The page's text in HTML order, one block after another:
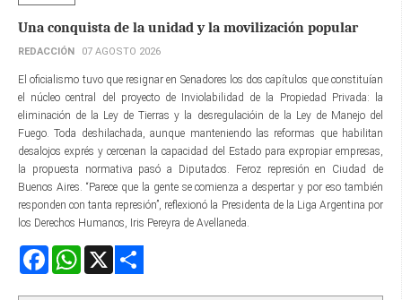
Una conquista de la unidad y la movilización popular
REDACCIÓN 07 AGOSTO 2026
El oficialismo tuvo que resignar en Senadores los dos capítulos que constituían
el núcleo central del proyecto de Inviolabilidad de la Propiedad Privada: la
eliminación de la Ley de Tierras y la desregulacióin de la Ley de Manejo del
Fuego. Toda deshilachada, aunque manteniendo las reformas que habilitan
desalojos exprés y cercenan la capacidad del Estado para expropiar empresas,
la propuesta normativa pasó a Diputados. Feroz represión en Ciudad de
Buenos Aires. “Parece que la gente se comienza a despertar y por eso también
responden con tanta represión”, reflexionó la Presidenta de la Liga Argentina por
los Derechos Humanos, Iris Pereyra de Avellaneda.
FacebookWhatsApp